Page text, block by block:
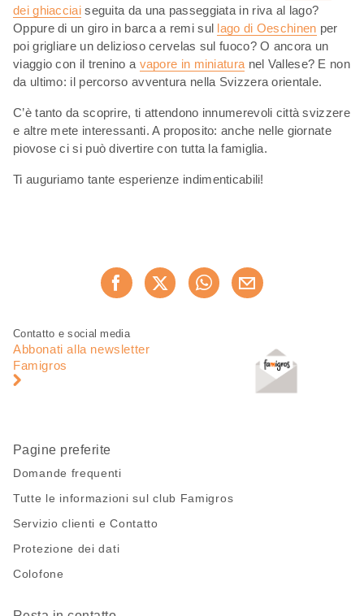
dei ghiacciaiseguita da una passeggiata in riva al lago?
Oppure di un giro in barca a remi sul lago di Oeschinen per
poi grigliare un delizioso cervelas sul fuoco? O ancora un
viaggio con il trenino a vapore in miniatura nel Vallese? E non
da ultimo: il percorso avventura nella Svizzera orientale.
C’è tanto da scoprire, ti attendono innumerevoli città svizzere
e altre mete interessanti. A proposito: anche nelle giornate
piovose ci si può divertire con tutta la famiglia.
Ti auguriamo tante esperienze indimenticabili!
Consiglia ora
Piè
pagina
Navigazione
pagina
Contatto e social media
Abbonati alla newsletter
Famigros
Pagine preferite
Domande frequenti
Tutte le informazioni sul club Famigros
Servizio clienti e Contatto
Protezione dei dati
Colofone